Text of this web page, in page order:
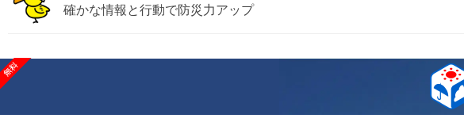
確かな情報と行動で防災力アップ